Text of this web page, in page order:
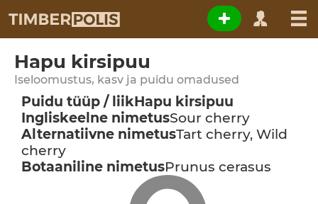
Hapu kirsipuu
Iseloomustus, kasv ja puidu omadused
Puidu tüüp / liikHapu kirsipuu
Ingliskeelne nimetusSour cherry
Alternatiivne nimetusTart cherry, Wild
cherry
Botaaniline nimetusPrunus cerasus